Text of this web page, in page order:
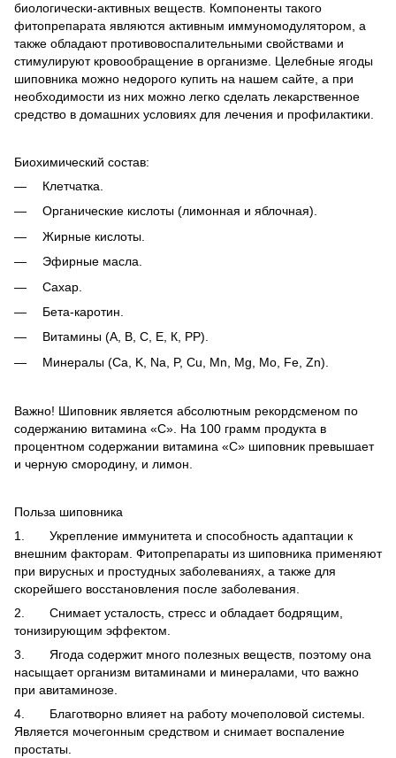
биологически-активных веществ. Компоненты такого
фитопрепарата являются активным иммуномодулятором, а
также обладают противовоспалительными свойствами и
стимулируют кровообращение в организме. Целебные ягоды
шиповника можно недорого купить на нашем сайте, а при
необходимости из них можно легко сделать лекарственное
средство в домашних условиях для лечения и профилактики.
Биохимический состав:
Клетчатка.
Органические кислоты (лимонная и яблочная).
Жирные кислоты.
Эфирные масла.
Сахар.
Бета-каротин.
Витамины (А, В, С, Е, К, РР).
Минералы (Ca, K, Na, P, Cu, Mn, Mg, Mo, Fe, Zn).
Важно! Шиповник является абсолютным рекордсменом по
содержанию витамина «С». На 100 грамм продукта в
процентном содержании витамина «С» шиповник превышает
и черную смородину, и лимон.
Польза шиповника
1. Укрепление иммунитета и способность адаптации к
внешним факторам. Фитопрепараты из шиповника применяют
при вирусных и простудных заболеваниях, а также для
скорейшего восстановления после заболевания.
2. Снимает усталость, стресс и обладает бодрящим,
тонизирующим эффектом.
3. Ягода содержит много полезных веществ, поэтому она
насыщает организм витаминами и минералами, что важно
при авитаминозе.
4. Благотворно влияет на работу мочеполовой системы.
Является мочегонным средством и снимает воспаление
простаты.